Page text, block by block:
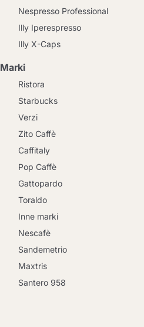
Nespresso Professional
Illy Iperespresso
Illy X-Caps
Marki
Ristora
Starbucks
Verzi
Zito Caffè
Caffitaly
Pop Caffè
Gattopardo
Toraldo
Inne marki
Nescafè
Sandemetrio
Maxtris
Santero 958